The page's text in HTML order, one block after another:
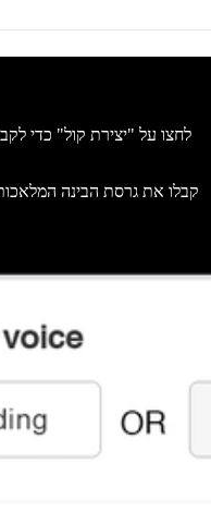
לחצו על "יצירת קול" כדי
קבלו את גרסת הבינה